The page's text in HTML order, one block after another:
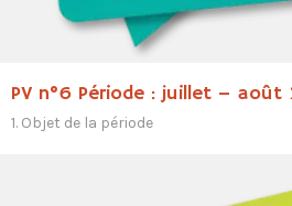
PV n°6 Période : juillet – août
1. Objet de la période